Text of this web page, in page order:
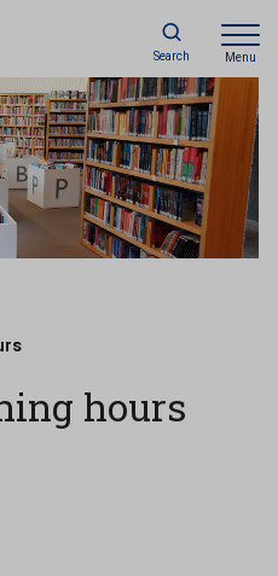
Search Menu
hours